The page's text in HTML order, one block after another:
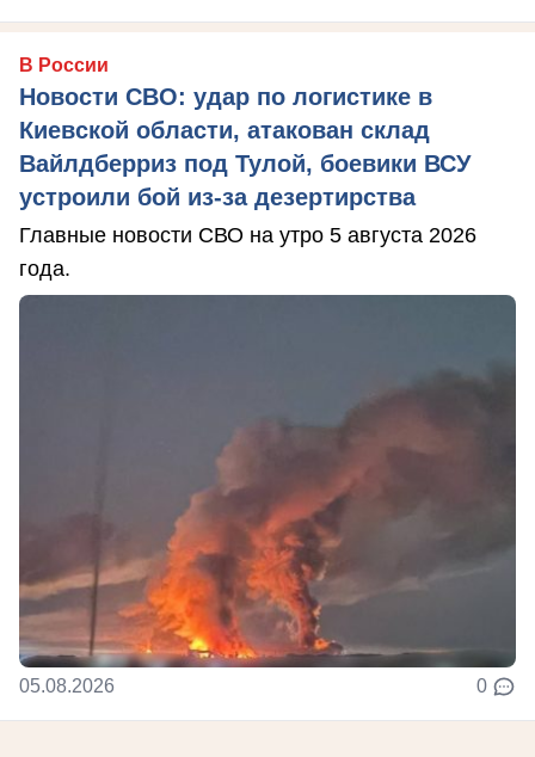
В России
Новости СВО: удар по логистике в
Киевской области, атакован склад
Вайлдберриз под Тулой, боевики ВСУ
устроили бой из-за дезертирства
Главные новости СВО на утро 5 августа 2026
года.
05.08.2026 0